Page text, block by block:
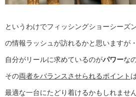
というわけでフィッシングショーシーズ
の情報ラッシュが訪れるかと思いますが・
自分がリールに求めているのがパワーな
その両者をバランスさせられるポイント
最適な一台にたどり着けるかもしれません